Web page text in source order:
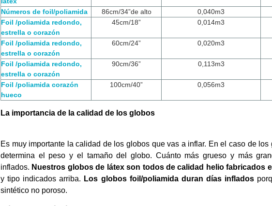
Números de foil/poliamida 86cm/34”de alto 0,040m3
Foil /poliamida redondo,
estrella o corazón
45cm/18” 0,014m3
Foil /poliamida redondo,
estrella o corazón
60cm/24” 0,020m3
Foil /poliamida redondo,
estrella o corazón
90cm/36” 0,113m3
Foil /poliamida corazón
hueco
100cm/40” 0,056m3
La importancia de la calidad de los globos
Es muy importante la calidad de los globos que vas a inflar. En el caso de
determina el peso y el tamaño del globo. Cuánto más grueso y más
inflados. Nuestros globos de látex son todos de calidad helio fabricados
y tipo indicados arriba. Los globos foil/poliamida duran días inflados
sintético no poroso.